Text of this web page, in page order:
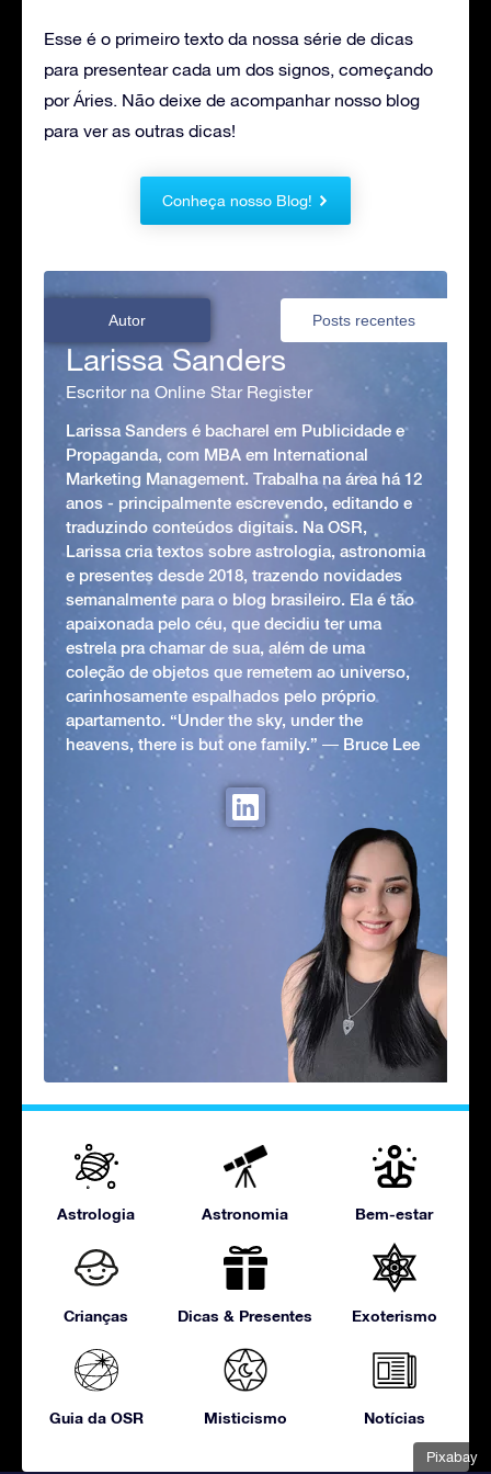
Pixabay
Esse é o primeiro texto da nossa série de dicas
para presentear cada um dos signos, começando
por Áries. Não deixe de acompanhar nosso blog
para ver as outras dicas!
Conheça nosso Blog!
Autor Posts recentes
Larissa Sanders
Escritor na Online Star Register
Larissa Sanders é bacharel em Publicidade e
Propaganda, com MBA em International
Marketing Management. Trabalha na área há 12
anos - principalmente escrevendo, editando e
traduzindo conteúdos digitais. Na OSR,
Larissa cria textos sobre astrologia, astronomia
e presentes desde 2018, trazendo novidades
semanalmente para o blog brasileiro. Ela é tão
apaixonada pelo céu, que decidiu ter uma
estrela pra chamar de sua, além de uma
coleção de objetos que remetem ao universo,
carinhosamente espalhados pelo próprio
apartamento. “Under the sky, under the
heavens, there is but one family.” ― Bruce Lee
Astrologia Astronomia Bem-estar
Crianças Dicas & Presentes Exoterismo
Guia da OSR Misticismo Notícias